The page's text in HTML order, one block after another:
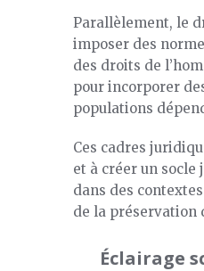
Parallèlement, le
imposer des
des droits de
pour incorporer
populations
Ces cadres
et à créer un
dans des
de la préservation
Éclairage